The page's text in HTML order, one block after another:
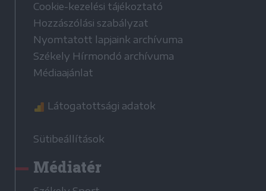
Cookie-kezelési tájékoztató
Hozzászólási szabályzat
Nyomtatott lapjaink archívuma
Székely Hírmondó archívuma
Médiaajánlat
Látogatottsági adatok
Sütibeállítások
Médiatér